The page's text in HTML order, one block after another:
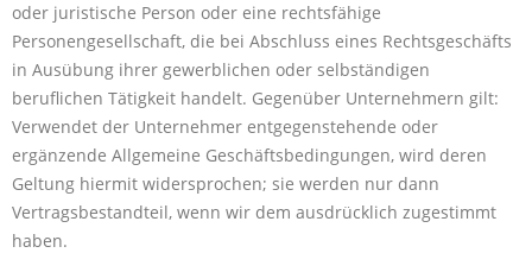
oder juristische Person oder eine rechtsfähige
Personengesellschaft, die bei Abschluss eines Rechtsgeschäfts
in Ausübung ihrer gewerblichen oder selbständigen
beruflichen Tätigkeit handelt. Gegenüber Unternehmern gilt:
Verwendet der Unternehmer entgegenstehende oder
ergänzende Allgemeine Geschäftsbedingungen, wird deren
Geltung hiermit widersprochen; sie werden nur dann
Vertragsbestandteil, wenn wir dem ausdrücklich zugestimmt
haben.